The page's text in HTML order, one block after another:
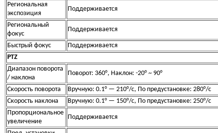
Региональная
экспозиция
Поддерживается
Региональный
фокус
Поддерживается
Быстрый фокус
Поддерживается
PTZ
Диапазон поворота
/ наклона
Поворот: 360°, Наклон: -20° ~ 90°
Скорость поворота
Вручную: 0.1° — 210°/с, По предустановке: 280°/с
Скорость наклона
Вручную: 0.1° — 150°/с, По предустановке: 250°/с
Пропорциональное
увеличение
Поддерживается